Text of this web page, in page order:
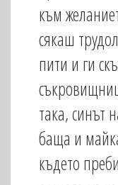
към
сякаш
пити и ги
така, синът
баща и
където